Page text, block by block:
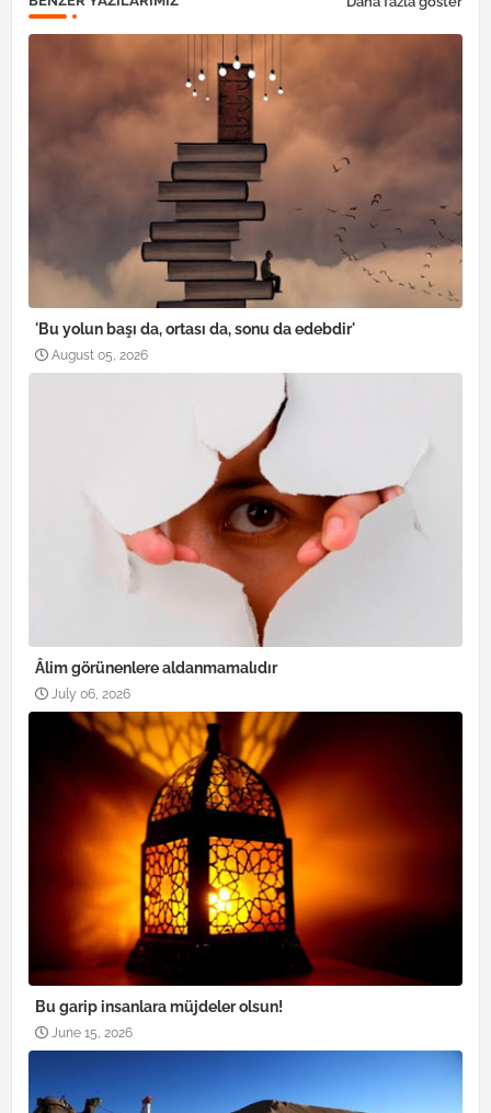
'Bu yolun başı da, ortası da, sonu da edebdir'
August 05, 2026
Âlim görünenlere aldanmamalıdır
July 06, 2026
Bu garip insanlara müjdeler olsun!
June 15, 2026